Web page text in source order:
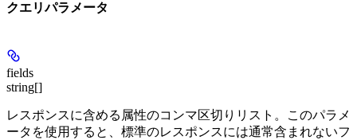
クエリパラメータ
fields
string[]
レスポンスに含める属性のコンマ区切りリスト。このパラメ
ータを使用すると、標準のレスポンスには通常含まれないフ